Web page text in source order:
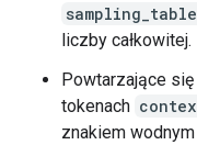
liczby całkowitej.
Powtarzające się
tokenach
znakiem